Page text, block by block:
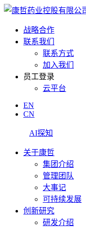
战略合作
联系我们
联系方式
加入我们
员工登录
云平台
EN
CN
AI探知
关于康哲
集团介绍
管理团队
大事记
可持续发展
创新研究
研发介绍